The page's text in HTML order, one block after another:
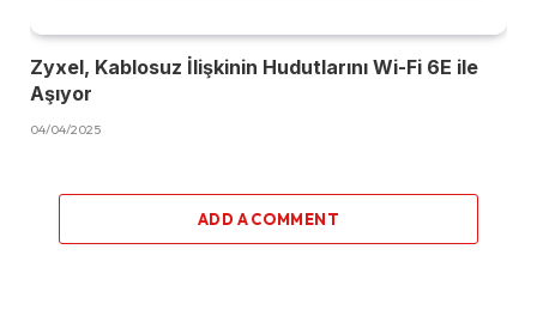
Zyxel, Kablosuz İlişkinin Hudutlarını Wi-Fi 6E ile
Aşıyor
04/04/2025
ADD A COMMENT